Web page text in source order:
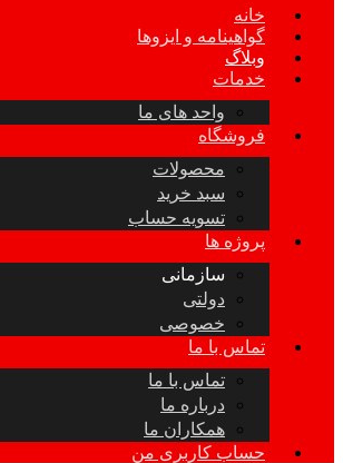
خانه
گواهینامه و ایزوها
وبلاگ
خدمات
واحد های ما
فروشگاه
محصولات
سبد خرید
تسویه حساب
پروژه ها
سازمانی
دولتی
خصوصی
تماس با ما
تماس با ما
درباره ما
همکاران ما
حساب کاربری من